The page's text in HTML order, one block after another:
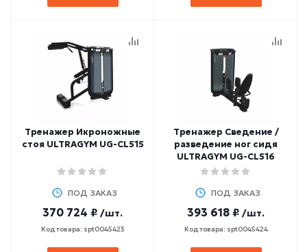
Тренажер Икроножные
стоя ULTRAGYM UG-CL515
ПОД ЗАКАЗ
370 724 ₽ /шт.
Код товара: spt0045423
Тренажер Сведение /
разведение ног сидя
ULTRAGYM UG-CL516
ПОД ЗАКАЗ
393 618 ₽ /шт.
Код товара: spt0045424